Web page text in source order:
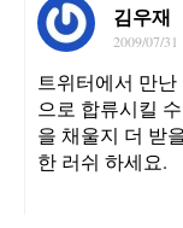
김우재
2009/07/31
트위터에서 만
으로 합류시킬
을 채울지 더 받
한 러쉬 하세요.